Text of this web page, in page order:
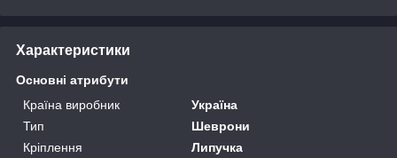
Характеристики
Основні атрибути
Країна виробник
Україна
Тип
Шеврони
Кріплення
Липучка